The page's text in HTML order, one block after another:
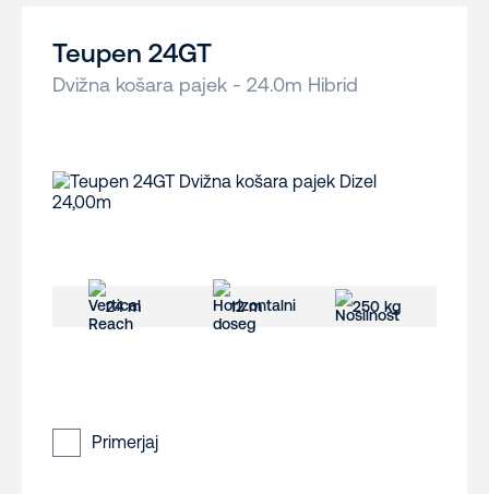
Teupen 24GT
Dvižna košara pajek - 24.0m Hibrid
24 m 12 m 250 kg
Primerjaj